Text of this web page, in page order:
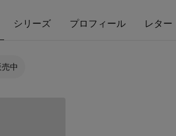
シリーズ プロフィール レター
売中